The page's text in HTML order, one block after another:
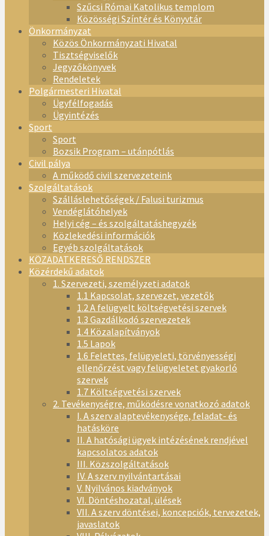
Szűcsi Római Katolikus templom
Közösségi Színtér és Könyvtár
Önkormányzat
Közös Önkormányzati Hivatal
Tisztségviselők
Jegyzőkönyvek
Rendeletek
Polgármesteri Hivatal
Ügyfélfogadás
Ügyintézés
Sport
Sport
Bozsik Program – utánpótlás
Civil pálya
A működő civil szervezeteink
Szolgáltatások
Szálláslehetőségek / Falusi turizmus
Vendéglátóhelyek
Helyi cég – és szolgáltatáshegyzék
Közlekedési információk
Egyéb szolgáltatások
KÖZADATKERESŐ RENDSZER
Közérdekű adatok
1. Szervezeti, személyzeti adatok
1.1 Kapcsolat, szervezet, vezetők
1.2 A felügyelt költségvetési szervek
1.3 Gazdálkodó szervezetek
1.4 Közalapítványok
1.5 Lapok
1.6 Felettes, felügyeleti, törvényességi
ellenőrzést vagy felügyeletet gyakorló
szervek
1.7 Költségvetési szervek
2. Tevékenységre, működésre vonatkozó adatok
I. A szerv alaptevékenysége, feladat- és
hatásköre
II. A hatósági ügyek intézésének rendjével
kapcsolatos adatok
III. Közszolgáltatások
IV. A szerv nyilvántartásai
V. Nyilvános kiadványok
VI. Döntéshozatal, ülések
VII. A szerv döntései, koncepciók, tervezetek,
javaslatok